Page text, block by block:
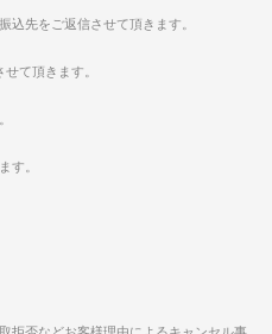
込先をご返信させて頂きます。
て頂きます。
す。
拒否などお客様理由によるキャンセル事